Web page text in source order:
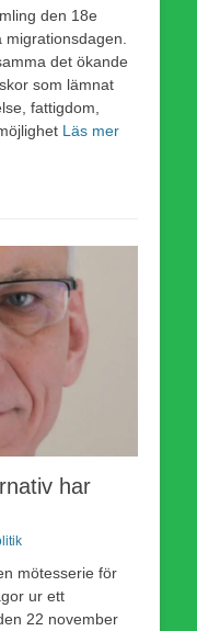
den 18e
migrationsdagen.
det ökande
som lämnat
fattigdom,
Läs mer
har
mötesserie för
ur ett
22 november